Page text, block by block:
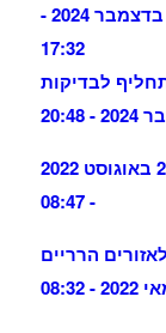
17 בדצמבר 2024 -
17:32
לבדיקות
21 באוגוסט 2022
- 08:47
הרריים